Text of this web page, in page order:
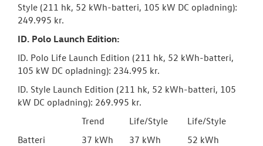
Style (211 hk, 52 kWh-batteri, 105 kW DC opladning):
249.995 kr.
ID. Polo Launch Edition:
ID. Polo Life Launch Edition (211 hk, 52 kWh-batteri,
105 kW DC opladning): 234.995 kr.
ID. Style Launch Edition (211 hk, 52 kWh-batteri, 105
kW DC opladning): 269.995 kr.
Trend
Life/Style
Life/Style
Batteri
37 kWh 37 kWh
52 kWh